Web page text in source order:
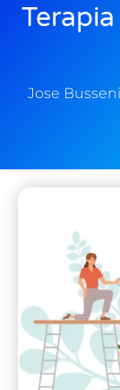
Jose